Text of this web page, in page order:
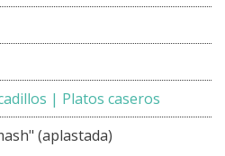
| Platos caseros
(aplastada)